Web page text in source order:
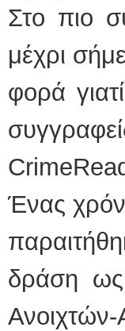
Στο πιο
μέχρι
φορά
Ένας
δράση ως